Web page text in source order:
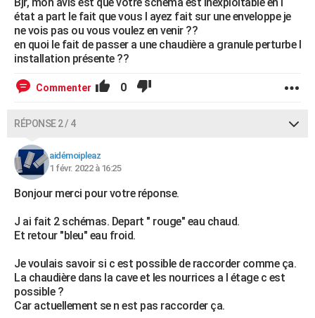
état a part le fait que vous l ayez fait sur une enveloppe je
ne vois pas ou vous voulez en venir ??
en quoi le fait de passer a une chaudière a granule perturbe l
installation présente ??
Commenter 0
RÉPONSE 2 / 4
aidémoipleaz
1 févr. 2022 à 16:25
Bonjour merci pour votre réponse.
J ai fait 2 schémas. Depart " rouge" eau chaud.
Et retour "bleu" eau froid.
Je voulais savoir si c est possible de raccorder comme ça.
La chaudière dans la cave et les nourrices a l étage c est
possible ?
Car actuellement se n est pas raccorder ça.